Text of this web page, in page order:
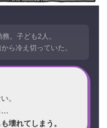
。子ども2人。
ら冷え切っていた。
。
…
壊れてしまう。